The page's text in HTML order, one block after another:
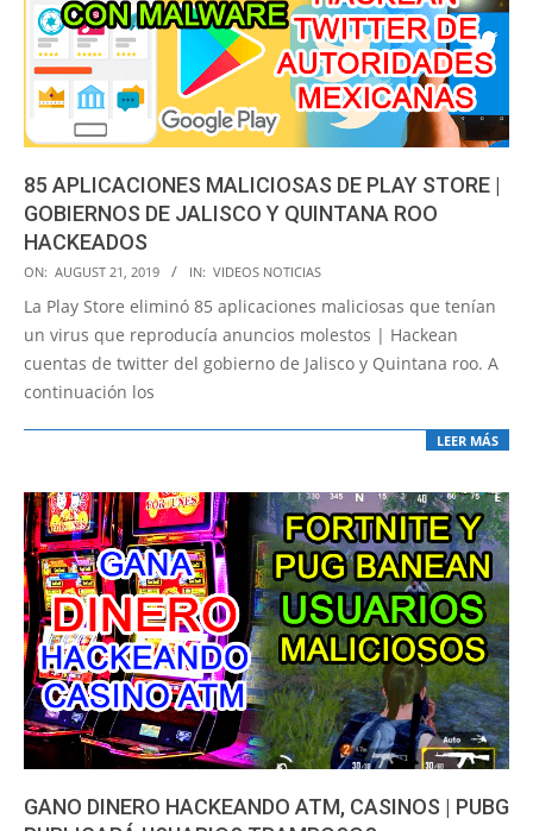
85 APLICACIONES MALICIOSAS DE PLAY STORE |
GOBIERNOS DE JALISCO Y QUINTANA ROO
HACKEADOS
2019-
08-
ON: AUGUST 21, 2019 IN: VIDEOS NOTICIAS
La Play Store eliminó 85 aplicaciones maliciosas que tenían
un virus que reproducía anuncios molestos | Hackean
cuentas de twitter del gobierno de Jalisco y Quintana roo. A
continuación los
LEER MÁS
GANO DINERO HACKEANDO ATM, CASINOS | PUBG